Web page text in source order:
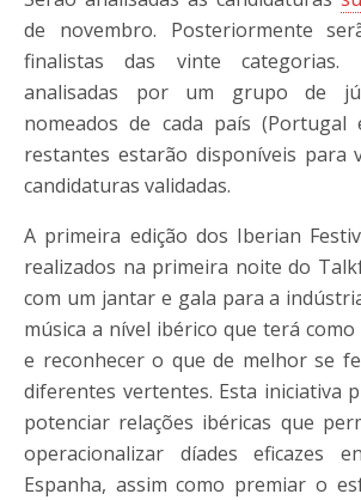
de novembro. Posteriormente
finalistas das vinte categorias.
analisadas por um grupo de
nomeados de cada país (Portugal
restantes estarão disponíveis para
candidaturas validadas.
A primeira edição dos Iberian
realizados na primeira noite do
com um jantar e gala para a
música a nível ibérico que terá
e reconhecer o que de melhor se
diferentes vertentes. Esta iniciativa
potenciar relações ibéricas que
operacionalizar díades eficazes
Espanha, assim como premiar o